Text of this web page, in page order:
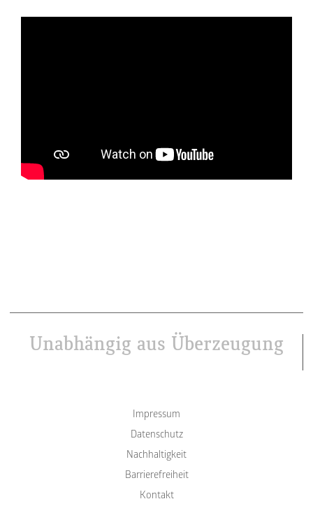
Unabhängig aus Überzeugung
Impressum
Datenschutz
Nachhaltigkeit
Barrierefreiheit
Kontakt